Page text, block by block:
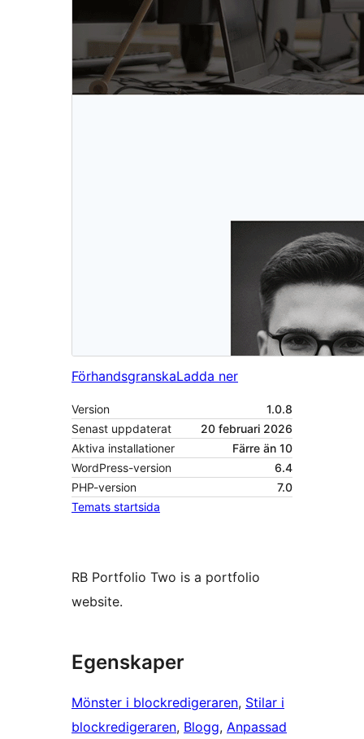
FörhandsgranskaLadda ner
Version
1.0.8
Senast uppdaterat
20 februari 2026
Aktiva installationer
Färre än 10
WordPress-version
6.4
PHP-version
7.0
Temats startsida
RB Portfolio Two is a portfolio
website.
Egenskaper
Mönster i blockredigeraren, Stilar i
blockredigeraren, Blogg, Anpassad